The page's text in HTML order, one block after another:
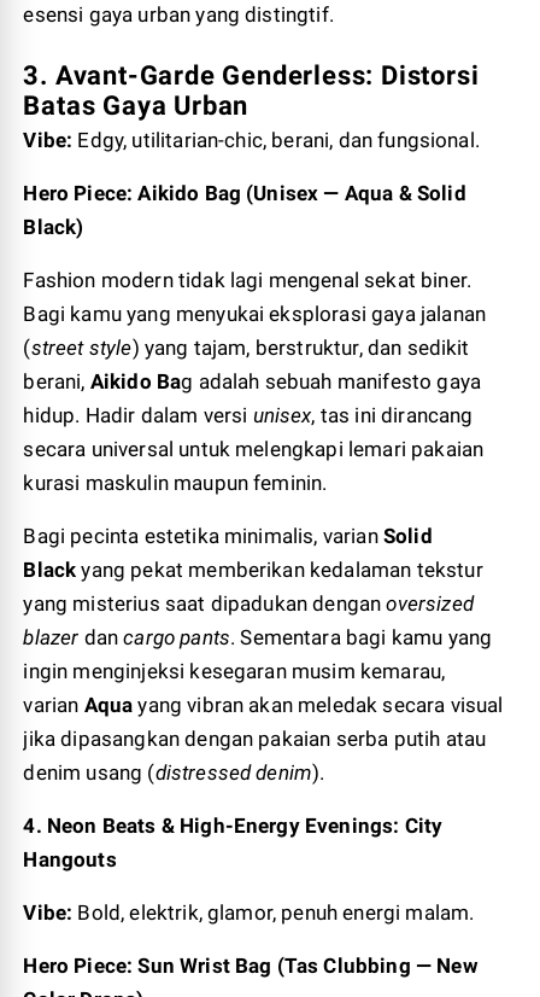
esensi gaya urban yang distingtif.
3. Avant-Garde Genderless: Distorsi
Batas Gaya Urban
Vibe: Edgy, utilitarian-chic, berani, dan fungsional.
Hero Piece: Aikido Bag (Unisex — Aqua & Solid
Black)
Fashion modern tidak lagi mengenal sekat biner.
Bagi kamu yang menyukai eksplorasi gaya jalanan
(street style) yang tajam, berstruktur, dan sedikit
berani, Aikido Bag adalah sebuah manifesto gaya
hidup. Hadir dalam versi unisex, tas ini dirancang
secara universal untuk melengkapi lemari pakaian
kurasi maskulin maupun feminin.
Bagi pecinta estetika minimalis, varian Solid
Black yang pekat memberikan kedalaman tekstur
yang misterius saat dipadukan denganoversized
blazer dancargo pants. Sementara bagi kamu yang
ingin menginjeksi kesegaran musim kemarau,
varian Aqua yang vibran akan meledak secara visual
jika dipasangkan dengan pakaian serba putih atau
denim usang (distressed denim).
4. Neon Beats & High-Energy Evenings: City
Hangouts
Vibe: Bold, elektrik, glamor, penuh energi malam.
Hero Piece: Sun Wrist Bag (Tas Clubbing — New